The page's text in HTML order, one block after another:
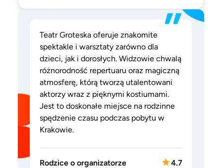
”
Teatr Groteska oferuje znakomite
spektakle i warsztaty zarówno dla
dzieci, jak i dorosłych. Widzowie chwalą
różnorodność repertuaru oraz magiczną
atmosferę, którą tworzą utalentowani
aktorzy wraz z pięknymi kostiumami.
Jest to doskonałe miejsce na rodzinne
spędzenie czasu podczas pobytu w
Krakowie.
Rodzice o organizatorze 4.7